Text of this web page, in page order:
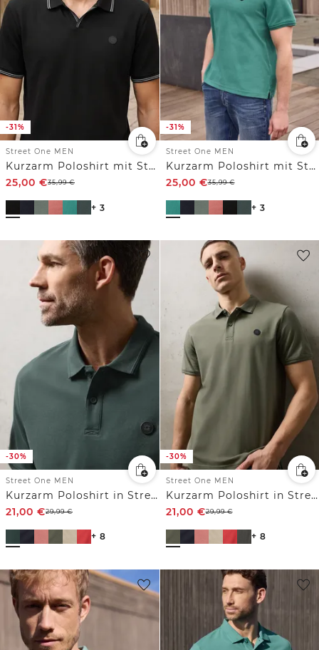
-31%
Street One MEN
Kurzarm Poloshirt mit Struktur
25,00 €35,99€
+ 3
-31%
Street One MEN
Kurzarm Poloshirt mit Struktur
25,00 €35,99€
+ 3
-30%
Street One MEN
Kurzarm Poloshirt in Stretchqualität
21,00 €29,99€
+ 8
-30%
Street One MEN
Kurzarm Poloshirt in Stretchqualität
21,00 €29,99€
+ 8